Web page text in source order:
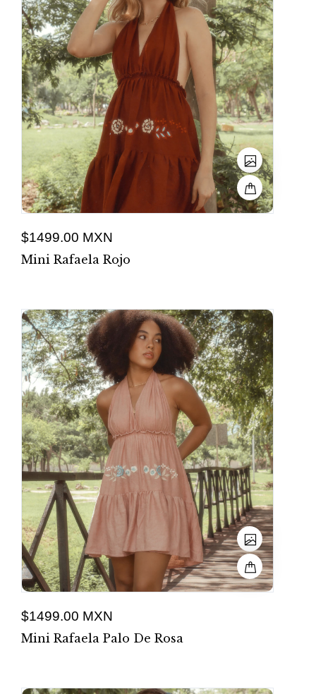
$1499.00 MXN
Mini Rafaela Rojo
$1499.00 MXN
Mini Rafaela Palo De Rosa